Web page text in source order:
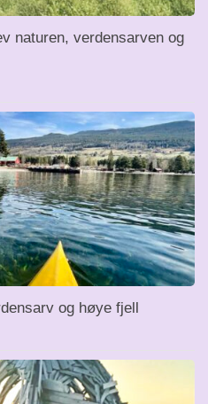
naturen, verdensarven og
og høye fjell